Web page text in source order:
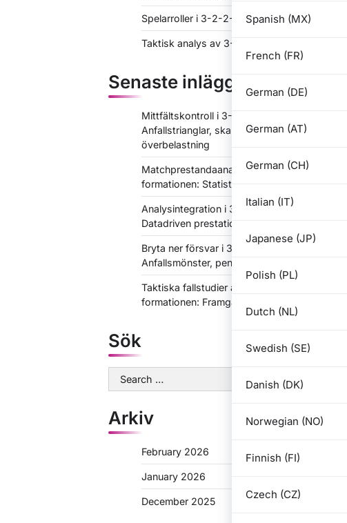
Spanish (MX)
French (FR)
German (DE)
German (AT)
German (CH)
Italian (IT)
Japanese (JP)
Polish (PL)
Dutch (NL)
Swedish (SE)
Danish (DK)
Norwegian (NO)
Finnish (FI)
Czech (CZ)
Spelarroller i 3-2-2-3
Taktisk analys av 3-2-2-3
Senaste inlägg
Mittfältskontroll i 3-2-2-3-formationen:
Anfallstrianglar, skapande av
överbelastning
Matchprestandaanalys i 3-2-2-3-
formationen: Statistik, spelarbidrag
Analysintegration i 3-2-2-3-formationen:
Datadriven prestationsförbättring
Bryta ner försvar i 3-2-2-3 formationen:
Anfallsmönster, penetrationsmetoder
Taktiska fallstudier av 3-2-2-3-
formationen: Framgångar, lärdomar
Sök
Search
for:
Arkiv
February 2026
January 2026
December 2025